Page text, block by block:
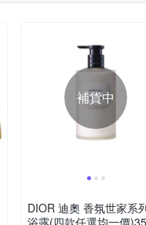
補貨中
DIOR 迪奧 香氛世家系
浴露(四款任選均一價